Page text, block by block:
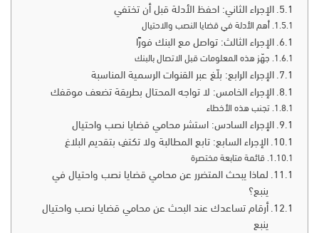
الإجراء الثاني: احفظ الأدلة قبل أن تختفي
أهم الأدلة في قضايا النصب والاحتيال
الإجراء الثالث: تواصل مع البنك فورًا
جهّز هذه المعلومات قبل الاتصال بالبنك
الإجراء الرابع: بلّغ عبر القنوات الرسمية المناسبة
الإجراء الخامس: لا تواجه المحتال بطريقة تضعف موقفك
تجنب هذه الأخطاء
الإجراء السادس: استشر محامي قضايا نصب واحتيال
الإجراء السابع: تابع المطالبة ولا تكتفِ بتقديم البلاغ
قائمة متابعة مختصرة
لماذا يبحث المتضرر عن محامي قضايا نصب واحتيال في
ينبع؟
أرقام تساعدك عند البحث عن محامي قضايا نصب واحتيال
ينبع